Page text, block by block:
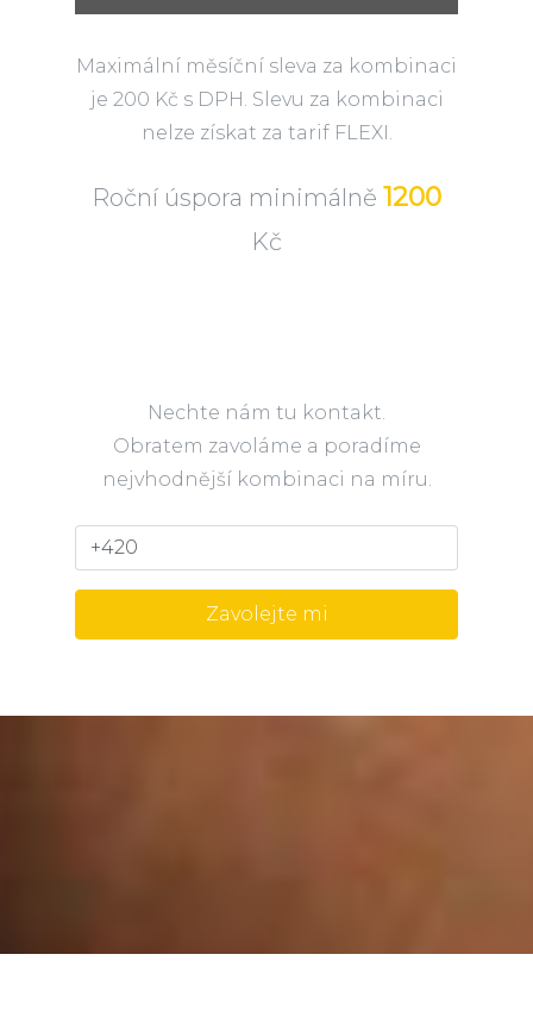
Maximální měsíční sleva za kombinaci
je 200 Kč s DPH. Slevu za kombinaci
nelze získat za tarif FLEXI.
Roční úspora minimálně 1200
Kč
Nechte nám tu kontakt.
Obratem zavoláme a poradíme
nejvhodnější kombinaci na míru.